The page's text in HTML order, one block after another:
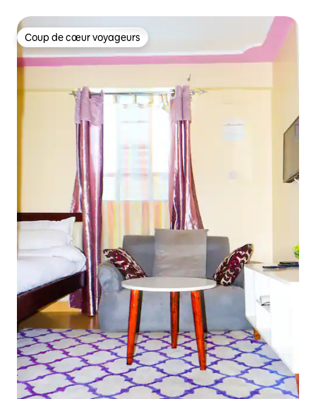
Coup de cœur voyageurs
Coup de cœur voyageurs